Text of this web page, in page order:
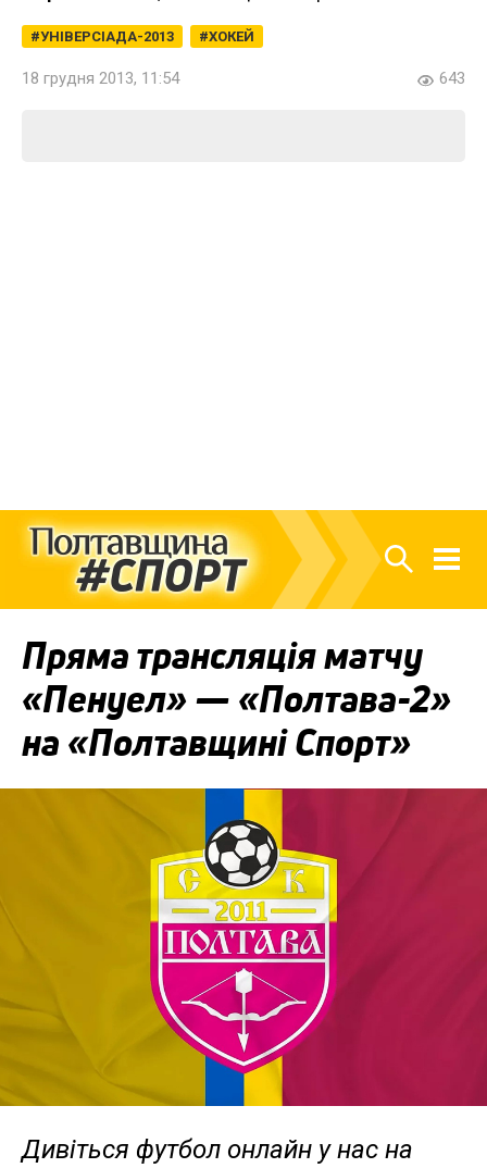
УНІВЕРСІАДА-2013 ХОКЕЙ
18 грудня 2013, 11:54 643
Пряма трансляція матчу
«Пенуел» — «Полтава-2»
на «Полтавщині Спорт»
Дивіться футбол онлайн у нас на